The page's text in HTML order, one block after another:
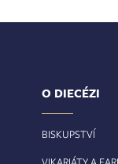
O DIECÉZI
BISKUPSTVÍ